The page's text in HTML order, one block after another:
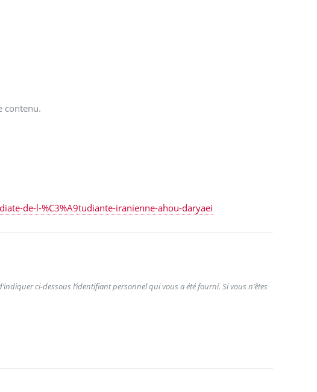
contenu.
de-l-%C3%A9tudiante-iranienne-ahou-daryaei
ci-dessous l’identifiant personnel qui vous a été fourni. Si vous n’êtes